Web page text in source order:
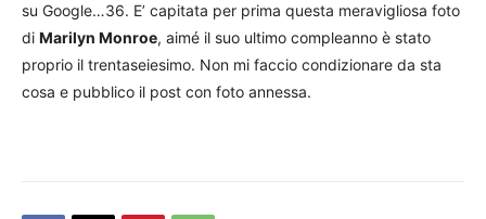
su Google…36. E’ capitata per prima questa meravigliosa foto
di Marilyn Monroe, aimé il suo ultimo compleanno è stato
proprio il trentaseiesimo. Non mi faccio condizionare da sta
cosa e pubblico il post con foto annessa.